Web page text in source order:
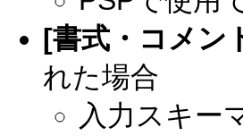
[書式・コメン
れた場合
入力スキー